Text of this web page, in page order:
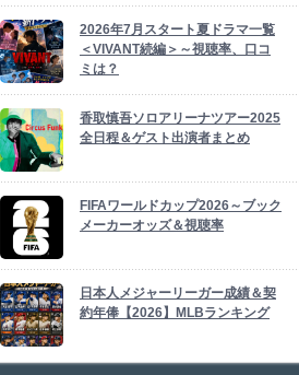
2026年7月スタート夏ドラマ一覧
＜VIVANT続編＞～視聴率、口コ
ミは？
香取慎吾ソロアリーナツアー2025
全日程＆ゲスト出演者まとめ
FIFAワールドカップ2026～ブック
メーカーオッズ＆視聴率
日本人メジャーリーガー成績＆契
約年俸【2026】MLBランキング